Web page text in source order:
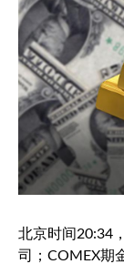
北京时间20:34，
司；COMEX期